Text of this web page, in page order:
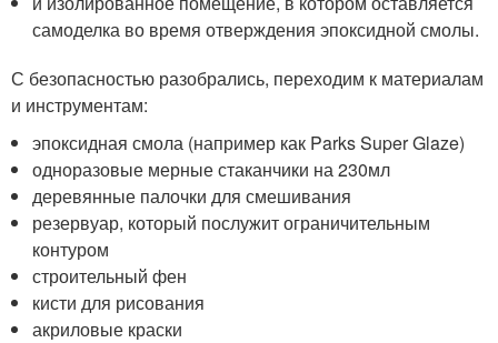
самоделка во время отверждения эпоксидной смолы.
С безопасностью разобрались, переходим к материалам
и инструментам:
эпоксидная смола (например как Parks Super Glaze)
одноразовые мерные стаканчики на 230мл
деревянные палочки для смешивания
резервуар, который послужит ограничительным
контуром
строительный фен
кисти для рисования
акриловые краски